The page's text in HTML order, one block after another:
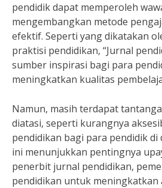
pendidik dapat memperoleh
mengembangkan metode
efektif. Seperti yang dikatakan
praktisi pendidikan, “Jurnal
sumber inspirasi bagi para
meningkatkan kualitas
Namun, masih terdapat
diatasi, seperti kurangnya
pendidikan bagi para pendidik di
ini menunjukkan pentingnya
penerbit jurnal pendidikan,
pendidikan untuk meningkatkan